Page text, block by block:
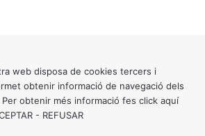
web disposa de cookies tercers i
obtenir informació de navegació dels
obtenir més informació fes click aquí
- REFUSAR